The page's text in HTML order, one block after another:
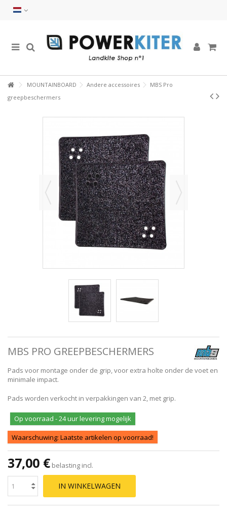
MOUNTAINBOARD Andere accessoires
MBS Pro
greepbeschermers
MBS PRO GREEPBESCHERMERS
Pads voor montage onder de grip, voor extra holte onder de voet en
minimale impact.
Pads worden verkocht in verpakkingen van 2, met grip.
Op voorraad - 24 uur levering mogelijk
Waarschuwing: Laatste artikelen op voorraad!
37,00 € belasting incl.
IN WINKELWAGEN